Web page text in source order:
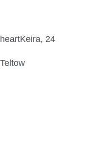
heartKeira, 24
Teltow